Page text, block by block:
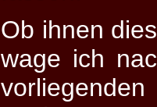
Ob ihnen
wage ich